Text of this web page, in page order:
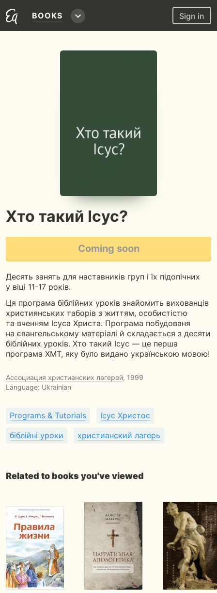
BOOKS Sign in
Хто такий Ісус?
Coming soon
Десять занять для наставників груп і їх підопічних
у віці 11-17 років.
Ця програма біблійних уроків знайомить вихованців
християнських таборів з життям, особистістю
та вченням Ісуса Христа. Програма побудованя
на євангельському матеріалі й складається з десяти
біблійних уроків. Хто такий Ісус — це перша
програма ХМТ, яку було видано українською мовою!
Ассоциация христианских лагерей, 1999
Language: Ukrainian
Programs & Tutorials Ісус Христос
біблійні уроки христианский лагерь
Related to books you've viewed